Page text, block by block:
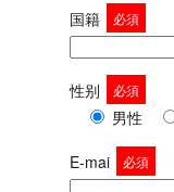
国籍 必須
性别 必須
男性
E-mai 必須